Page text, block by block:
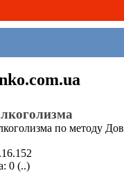
по методу
0 (..)